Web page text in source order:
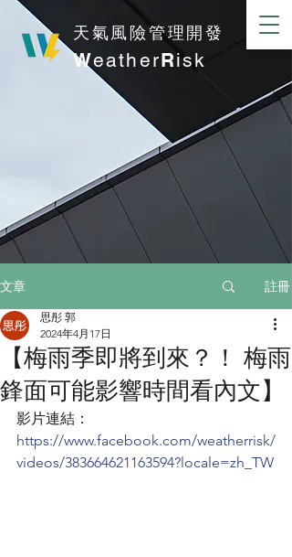
​天氣風險管理開發
WeatherRisk
文章 註冊
【梅雨季即將到來？！ 梅雨
鋒面可能影響時間看內文】
思彤 郭
2024年4月17日
影片連結：
https://www.facebook.com/weatherrisk/
videos/383664621163594?locale=zh_TW